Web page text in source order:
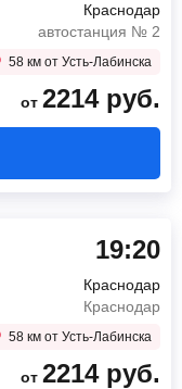
Краснодар
автостанция № 2
58 км от Усть-Лабинска
от 2214 руб.
19:20
Краснодар
Краснодар
58 км от Усть-Лабинска
от 2214 руб.